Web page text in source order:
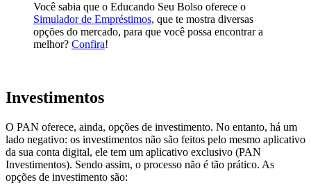
Você sabia que o Educando Seu Bolso oferece o
Simulador de Empréstimos, que te mostra diversas
opções do mercado, para que você possa encontrar a
melhor? Confira!
Investimentos
O PAN oferece, ainda, opções de investimento. No entanto, há um
lado negativo: os investimentos não são feitos pelo mesmo aplicativo
da sua conta digital, ele tem um aplicativo exclusivo (PAN
Investimentos). Sendo assim, o processo não é tão prático. As
opções de investimento são: